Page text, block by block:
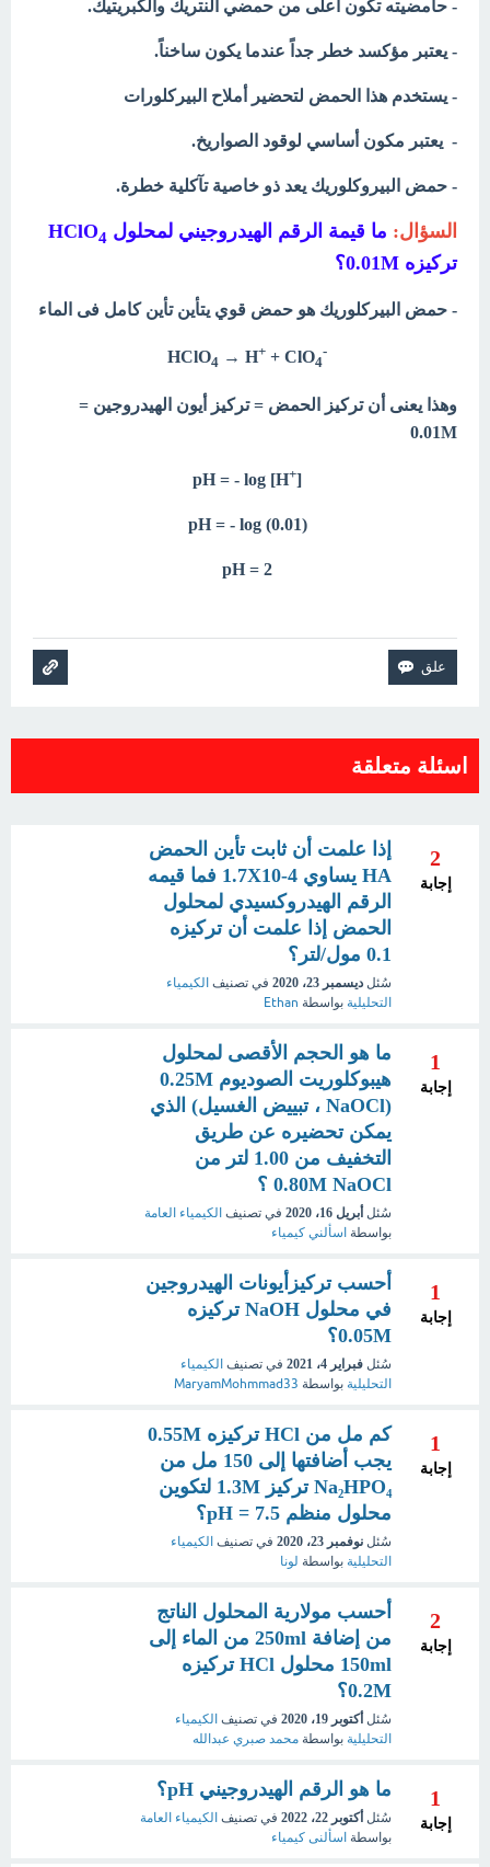
- حامضيته تكون أعلى من حمضي النتريك والكبريتيك.
- يعتبر مؤكسد خطر جداً عندما يكون ساخناً.
- يستخدم هذا الحمض لتحضير أملاح البيركلورات
- يعتبر مكون أساسي لوقود الصواريخ.
- حمض البيروكلوريك يعد ذو خاصية تآكلية خطرة.
السؤال: ما قيمة الرقم الهيدروجيني لمحلول HClO 4
تركيزه 0.01M؟
- حمض البيركلوريك هو حمض قوي يتأين تأين كامل فى الماء
-
HClO4 → H+ + ClO4
وهذا يعنى أن تركيز الحمض = تركيز أيون الهيدروجين =
0.01M
[
+
pH = - log [H
(pH = - log (0.01
اسئلة متعلقة
2
إجابة
إذا علمت أن ثابت تأين الحمض
HA يساوي 1.7X10-4 فما قيمه
الرقم الهيدروكسيدي لمحلول
الحمض إذا علمت أن تركيزه
0.1 مول/لتر؟
سُئل ديسمبر 23، 2020 في تصنيف الكيمياء
التحليلية بواسطة Ethan
1
إجابة
ما هو الحجم الأقصى لمحلول
هيبوكلوريت الصوديوم 0.25M
(NaOCl ، تبييض الغسيل) الذي
يمكن تحضيره عن طريق
التخفيف من 1.00 لتر من
0.80M NaOCl ؟
سُئل أبريل 16، 2020 في تصنيف الكيمياء العامة
بواسطة اسألني كيمياء
1
إجابة
أحسب تركيزأيونات الهيدروجين
في محلول NaOH تركيزه
0.05M؟
سُئل فبراير 4، 2021 في تصنيف الكيمياء
التحليلية بواسطة MaryamMohmmad33
1
إجابة
كم مل من HCl تركيزه 0.55M
يجب أضافتها إلى 150 مل من
Na₂HPO₄ تركيز 1.3M لتكوين
محلول منظم pH = 7.5؟
سُئل نوفمبر 23، 2020 في تصنيف الكيمياء
التحليلية بواسطة لونا
2
إجابة
أحسب مولارية المحلول الناتج
من إضافة 250ml من الماء إلى
150ml محلول HCl تركيزه
0.2M؟
سُئل أكتوبر 19، 2020 في تصنيف الكيمياء
التحليلية بواسطة محمد صبري عبدالله
1
إجابة
ما هو الرقم الهيدروجيني pH؟
سُئل أكتوبر 22، 2022 في تصنيف الكيمياء العامة
بواسطة اسألنى كيمياء